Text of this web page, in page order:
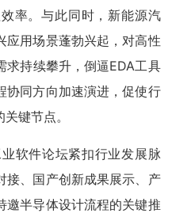
率。与此同时，新能源汽
应用场景蓬勃兴起，对高性
求持续攀升，倒逼EDA工具
协同方向加速演进，促使行
键节点。
软件论坛紧扣行业发展脉
接、国产创新成果展示、产
邀半导体设计流程的关键推